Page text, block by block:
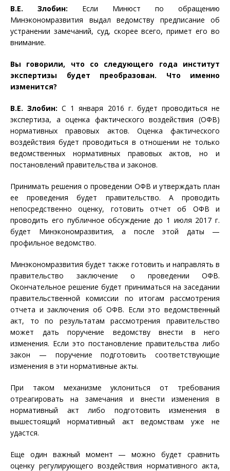
В.Е. Злобин: Если Минюст по обращению
Минэкономразвития выдал ведомству предписание об
устранении замечаний, суд, скорее всего, примет его во
внимание.
Вы говорили, что со следующего года институт
экспертизы будет преобразован. Что именно
изменится?
В.Е. Злобин: С 1 января 2016 г. будет проводиться не
экспертиза, а оценка фактического воздействия (ОФВ)
нормативных правовых актов. Оценка фактического
воздействия будет проводиться в отношении не только
ведомственных нормативных правовых актов, но и
постановлений правительства и законов.
Принимать решения о проведении ОФВ и утверждать план
ее проведения будет правительство. А проводить
непосредственно оценку, готовить отчет об ОФВ и
проводить его публичное обсуждение до 1 июля 2017 г.
будет Минэкономразвития, а после этой даты —
профильное ведомство.
Минэкономразвития будет также готовить и направлять в
правительство заключение о проведении ОФВ.
Окончательное решение будет приниматься на заседании
правительственной комиссии по итогам рассмотрения
отчета и заключения об ОФВ. Если это ведомственный
акт, то по результатам рассмотрения правительство
может дать поручение ведомству внести в него
изменения. Если это постановление правительства либо
закон — поручение подготовить соответствующие
изменения в эти нормативные акты.
При таком механизме уклониться от требования
отреагировать на замечания и внести изменения в
нормативный акт либо подготовить изменения в
вышестоящий нормативный акт ведомствам уже не
удастся.
Еще один важный момент — можно будет сравнить
оценку регулирующего воздействия нормативного акта,